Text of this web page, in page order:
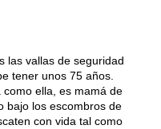
las vallas de seguridad
tener unos 75 años.
como ella, es mamá de
bajo los escombros de
con vida tal como